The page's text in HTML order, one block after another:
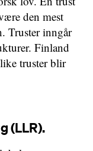
den mest
Truster inngår
Finland
truster blir
(LLR).